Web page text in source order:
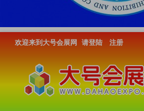
欢迎来到大号会展网 请登陆 注册